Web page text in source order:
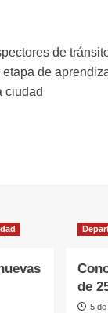
de
de
ciudad
de
5